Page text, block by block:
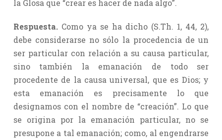
la Glosa que “crear es hacer de nada algo”.
Respuesta.Como ya se ha dicho (S.Th. 1, 44, 2),
debe considerarse no sólo la procedencia de un
ser particular con relación a su causa particular,
sino también la emanación de todo ser
procedente de la causa universal, que es Dios; y
esta emanación es precisamente lo que
designamos con el nombre de “creación”. Lo que
se origina por la emanación particular, no se
presupone a tal emanación; como, al engendrarse